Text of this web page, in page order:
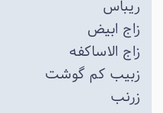
ریباس
زاج ابیض
زاج الاساکفه
زبیب کم گوشت
زرنب